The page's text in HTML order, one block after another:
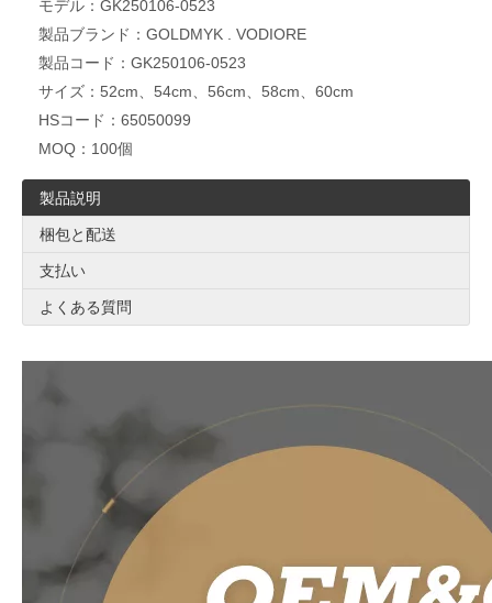
モデル： GK250106-0523
製品ブランド： GOLDMYK . VODIORE
製品コード： GK250106-0523
サイズ： 52cm、54cm、56cm、58cm、60cm
HSコード： 65050099
MOQ： 100個
製品説明
梱包と配送
支払い
よくある質問